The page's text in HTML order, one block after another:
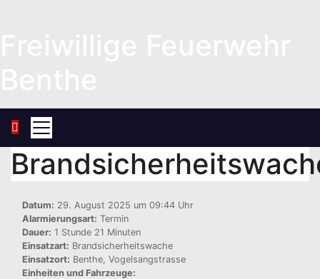
Datum: 29. August 2025 um 09:44 Uhr
Alarmierungsart: Termin
Dauer: 1 Stunde 21 Minuten
Einsatzart: Brandsicherheitswache
Einsatzort: Benthe, Vogelsangstrasse
Einheiten und Fahrzeuge: